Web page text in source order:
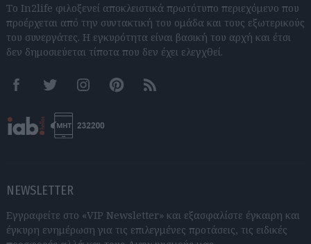
Το In2life φιλοξενεί αποκλειστικά πρωτότυπο περιεχόμενο που
προέρχεται από την συντακτική του ομάδα και τους εξωτερικούς
του συνεργάτες. Η εγκυρότητα είναι βασική του αρχή και έτσι
δεν δημοσιεύεται τίποτα που δεν έχει ελεγχθεί.
FacebookTwitter InstagramPinterestRSS feeds
NEWSLETTER
Εγγραφείτε στο «VIP Newsletter» και εξασφαλίστε έγκαιρη και
έγκυρη ενημέρωση για τις επιλεγμένες προτάσεις, τις ειδικές